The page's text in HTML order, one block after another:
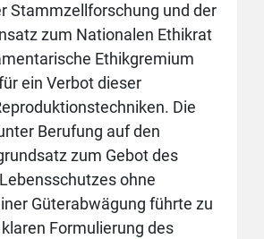
Stammzellforschung und der
zum Nationalen Ethikrat
Ethikgremium
ein Verbot dieser
Die
Berufung auf den
zum Gebot des
ohne
Güterabwägung führte zu
Formulierung des